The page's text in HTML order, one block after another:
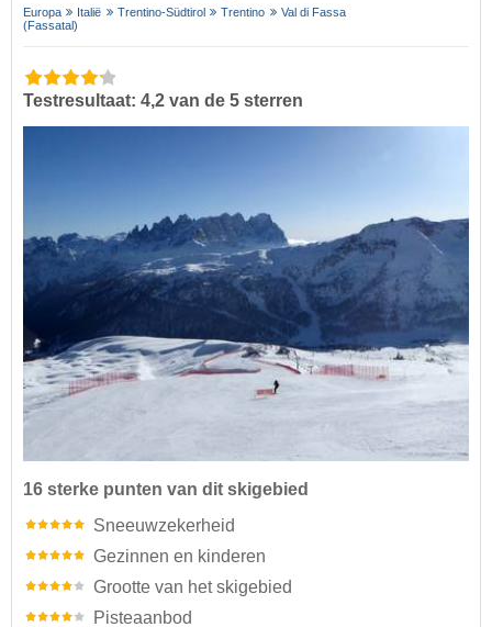
Europa Italië Trentino-Südtirol Trentino
Val di Fassa
(Fassatal)
Testresultaat: 4,2 van de 5 sterren
16 sterke punten van dit skigebied
Sneeuwzekerheid
Gezinnen en kinderen
Grootte van het skigebied
Pisteaanbod